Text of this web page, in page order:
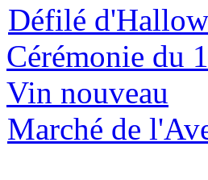
Défilé
Cérémonie du
Vin nouveau
Marché de